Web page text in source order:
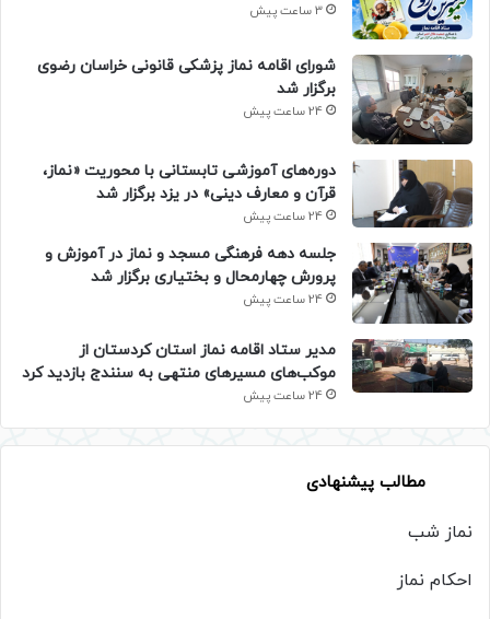
3 ساعت پیش
شورای اقامه نماز پزشکی قانونی خراسان رضوی
برگزار شد
24 ساعت پیش
دوره‌های آموزشی تابستانی با محوریت «نماز،
قرآن و معارف دینی» در یزد برگزار شد
24 ساعت پیش
جلسه دهه فرهنگی مسجد و نماز در آموزش و
پرورش چهارمحال و بختیاری برگزار شد
24 ساعت پیش
مدیر ستاد اقامه نماز استان کردستان از
موکب‌های مسیرهای منتهی به سنندج بازدید کرد
24 ساعت پیش
مطالب پیشنهادی
نماز شب
احکام نماز